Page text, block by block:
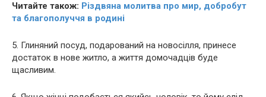
Читайте також: Різдвяна молитва про мир, добробут
та благополуччя в родині
5. Глиняний посуд, подарований на новосілля, принесе
достаток в нове житло, а життя домочадців буде
щасливим.